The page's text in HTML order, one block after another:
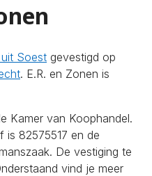
Soest gevestigd op
. E.R. en Zonen is
Kamer van Koophandel.
is 82575517 en de
De vestiging te
vind je meer